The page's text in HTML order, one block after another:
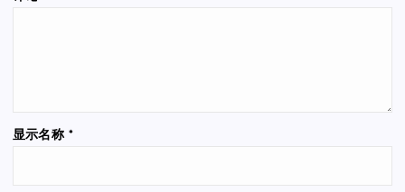
显示名称 *